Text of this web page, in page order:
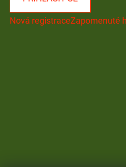
Nová registraceZapomenuté